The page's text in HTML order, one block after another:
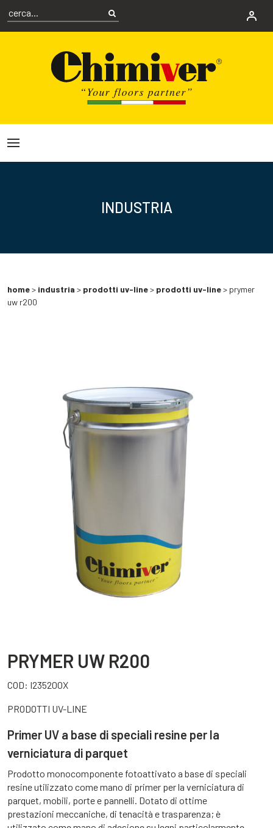
INDUSTRIA
home> industria > prodotti uv-line> prodotti uv-line> prymer
uw r200
PRYMER UW R200
COD: I235200X
PRODOTTI UV-LINE
Primer UV a base di speciali resine per la
verniciatura di parquet
Prodotto monocomponente fotoattivato a base di speciali
resine utilizzato come mano di primer per la verniciatura di
parquet, mobili, porte e pannelli. Dotato di ottime
prestazioni meccaniche, di tenacità e trasparenza; è